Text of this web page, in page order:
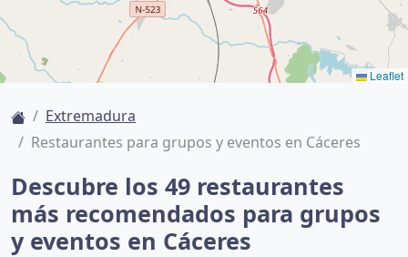
Leaflet
Extremadura
Restaurantes para grupos y eventos en Cáceres
Descubre los 49 restaurantes
más recomendados para grupos
y eventos en Cáceres